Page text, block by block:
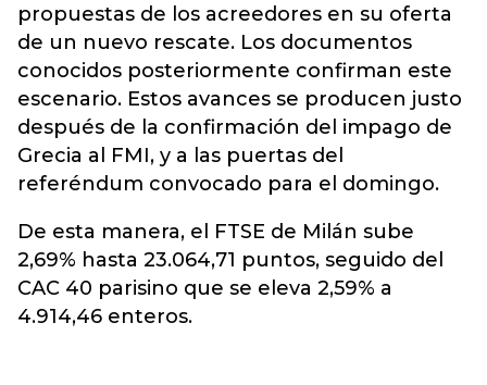
propuestas de los acreedores en su oferta
de un nuevo rescate. Los documentos
conocidos posteriormente confirman este
escenario. Estos avances se producen justo
después de la confirmación del impago de
Grecia al FMI, y a las puertas del
referéndum convocado para el domingo.
De esta manera, el FTSE de Milán sube
2,69% hasta 23.064,71 puntos, seguido del
CAC 40 parisino que se eleva 2,59% a
4.914,46 enteros.